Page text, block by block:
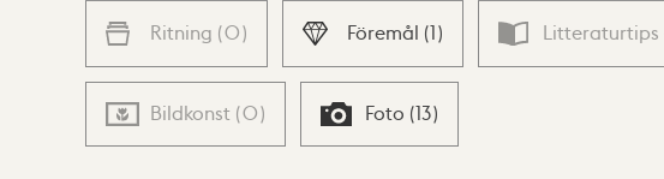
Ritning (0) Föremål (1) Litteraturtips
Bildkonst (0) Foto (13)